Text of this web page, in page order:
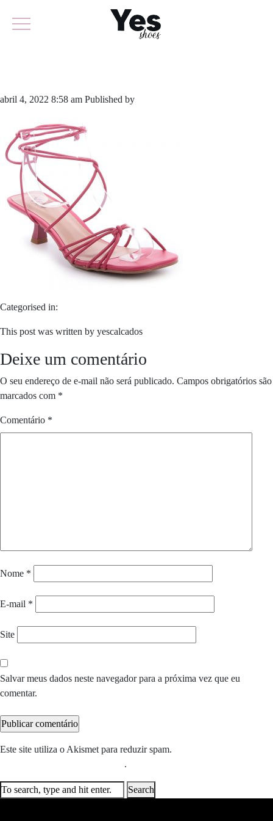
abril 4, 2022 8:58 am Published by
Categorised in:
This post was written by yescalcados
Deixe um comentário
O seu endereço de e-mail não será publicado. Campos obrigatórios são
marcados com *
Comentário *
Nome *
E-mail *
Site
Salvar meus dados neste navegador para a próxima vez que eu
comentar.
Este site utiliza o Akismet para reduzir spam.
.
Search